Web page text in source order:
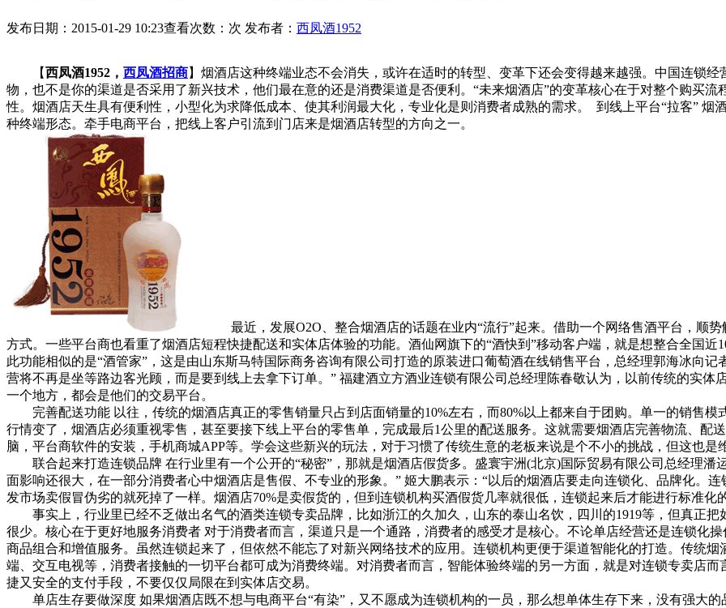
发布日期：2015-01-29 10:23查看次数： 次 发布者： 西凤酒1952
【西凤酒1952， 西凤酒招商】烟酒店这种终端业态不会消失，或许在适时的转型、变革下还会变得越来越强。中国连锁
物，也不是你的渠道是否采用了新兴技术，他们最在意的还是消费渠道是否便利。“未来烟酒店”的变革核心在于对整个购买
性。烟酒店天生具有便利性，小型化为求降低成本、使其利润最大化，专业化是则消费者成熟的需求。 到线上平台“拉客” 烟
种终端形态。牵手电商平台，把线上客户引流到门店来是烟酒店转型的方向之一。
最近，发展O2O、整合烟酒店的话题在业内“流行”起来。借助一个网络售酒平台，顺
方式。一些平台商也看重了烟酒店短程快捷配送和实体店体验的功能。酒仙网旗下的“酒快到”移动客户端，就是想整合全国
此功能相似的是“酒管家”，这是由山东斯马特国际商务咨询有限公司打造的原装进口葡萄酒在线销售平台，总经理郭海冰向
营将不再是坐等路边客光顾，而是要到线上去拿下订单。” 福建酒立方酒业连锁有限公司总经理陈春敬认为，以前传统的实
一个地方，都会是他们的交易平台。
完善配送功能 以往，传统的烟酒店真正的零售销量只占到店面销量的10%左右，而80%以上都来自于团购。单一的销售模
行情变了，烟酒店必须重视零售，甚至要接下线上平台的零售单，完成最后1公里的配送服务。这就需要烟酒店完善物流、配
脑，平台商软件的安装，手机商城APP等。学会这些新兴的玩法，对于习惯了传统生意的老板来说是个不小的挑战，但这也
联合起来打造连锁品牌 在行业里有一个公开的“秘密”，那就是烟酒店假货多。盛寰宇洲(北京)国际贸易有限公司总经理潘
面影响还很大，在一部分消费者心中烟酒店是售假、不专业的形象。” 姬大鹏表示：“以后的烟酒店要走向连锁化、品牌化。
发市场卖假冒伪劣的就死掉了一样。烟酒店70%是卖假货的，但到连锁机构买酒假货几率就很低，连锁起来后才能进行标准化
事实上，行业里已经不乏做出名气的酒类连锁专卖品牌，比如浙江的久加久，山东的泰山名饮，四川的1919等，但真正把
很少。核心在于更好地服务消费者 对于消费者而言，渠道只是一个通路，消费者的感受才是核心。不论单店经营还是连锁化操
商品组合和增值服务。虽然连锁起来了，但依然不能忘了对新兴网络技术的应用。连锁机构更便于渠道智能化的打造。传统
端、交互电视等，消费者接触的一切平台都可成为消费终端。对消费者而言，智能体验终端的另一方面，就是对连锁专卖店
捷又安全的支付手段，不要仅仅局限在到实体店交易。
单店生存要做深度 如果烟酒店既不想与电商平台“有染”，又不愿成为连锁机构的一员，那么想单体生存下来，没有强大